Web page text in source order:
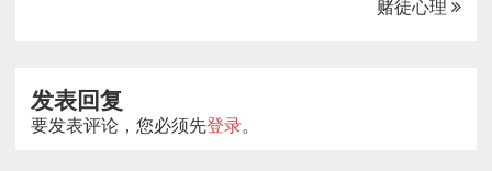
赌徒心理
发表回复
要发表评论，您必须先登录。